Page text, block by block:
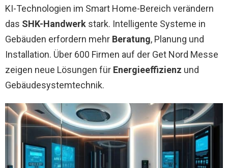
KI-Technologien im Smart Home-Bereich verändern
das SHK-Handwerk stark. Intelligente Systeme in
Gebäuden erfordern mehr Beratung, Planung und
Installation. Über 600 Firmen auf der Get Nord Messe
zeigen neue Lösungen für Energieeffizienz und
Gebäudesystemtechnik.